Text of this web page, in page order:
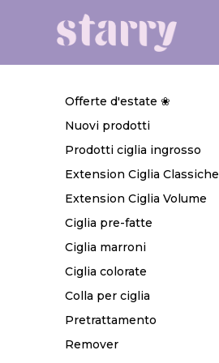
Offerte d'estate ❀
Nuovi prodotti
Prodotti ciglia ingrosso
Extension Ciglia Classiche
Extension Ciglia Volume
Ciglia pre-fatte
Ciglia marroni
Ciglia colorate
Colla per ciglia
Pretrattamento
Remover